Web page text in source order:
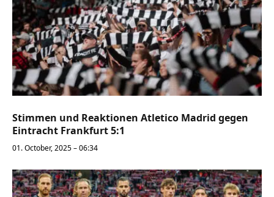
Stimmen und Reaktionen Atletico Madrid gegen
Eintracht Frankfurt 5:1
01. October, 2025 – 06:34